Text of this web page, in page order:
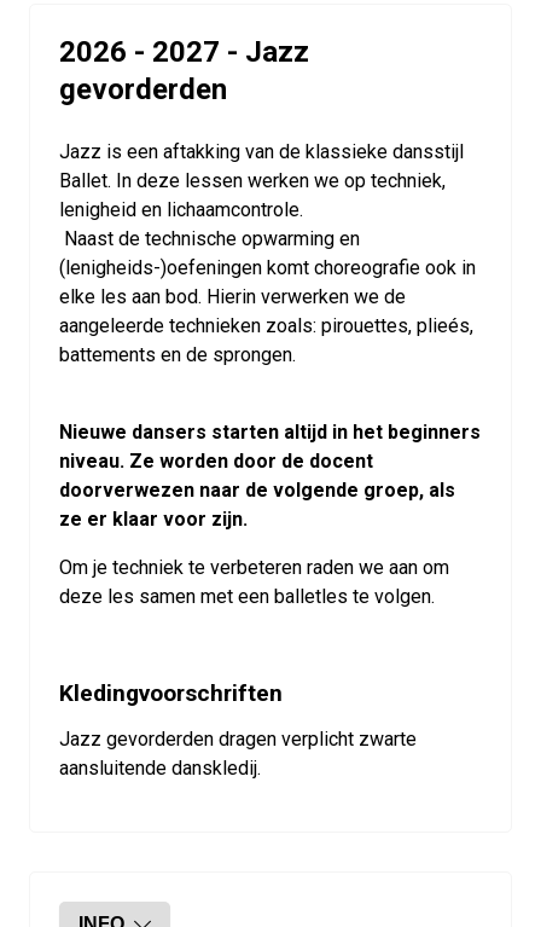
2026 - 2027 - Jazz
gevorderden
Jazz is een aftakking van de klassieke dansstijl
Ballet. In deze lessen werken we op techniek,
lenigheid en lichaamcontrole.
Naast de technische opwarming en
(lenigheids-)oefeningen komt choreografie ook in
elke les aan bod. Hierin verwerken we de
aangeleerde technieken zoals: pirouettes, plieés,
battements en de sprongen.
Nieuwe dansers starten altijd in het beginners
niveau. Ze worden door de docent
doorverwezen naar de volgende groep, als
ze er klaar voor zijn.
Om je techniek te verbeteren raden we aan om
deze les samen met een balletles te volgen.
Kledingvoorschriften
Jazz gevorderden dragen verplicht zwarte
aansluitende danskledij.